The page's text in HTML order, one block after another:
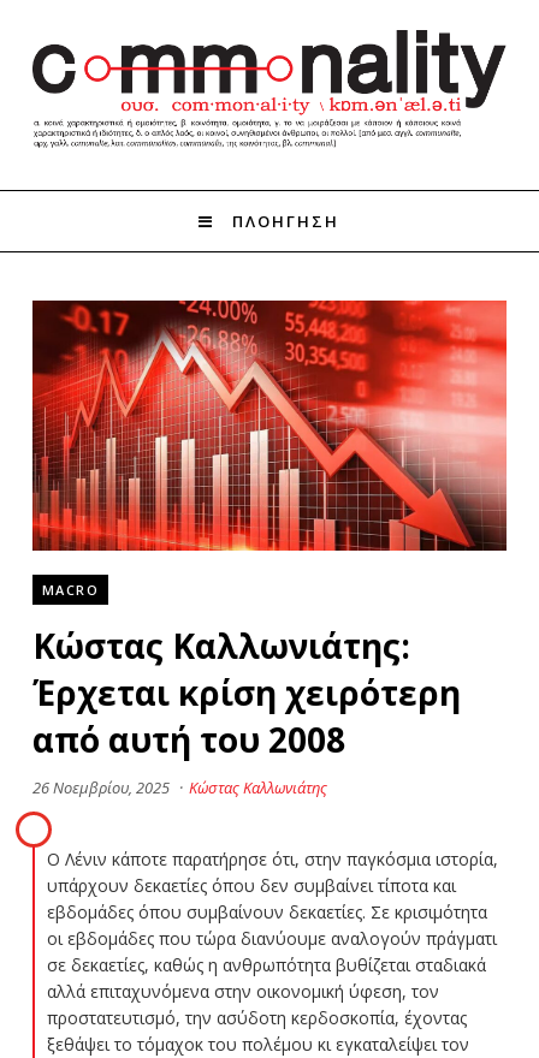
ΠΛΟΗΓΗΣΗ
MACRO
Κώστας Καλλωνιάτης:
Έρχεται κρίση χειρότερη
από αυτή του 2008
26 Νοεμβρίου, 2025 · Κώστας Καλλωνιάτης
Ο Λένιν κάποτε παρατήρησε ότι, στην παγκόσμια ιστορία,
υπάρχουν δεκαετίες όπου δεν συμβαίνει τίποτα και
εβδομάδες όπου συμβαίνουν δεκαετίες. Σε κρισιμότητα
οι εβδομάδες που τώρα διανύουμε αναλογούν πράγματι
σε δεκαετίες, καθώς η ανθρωπότητα βυθίζεται σταδιακά
αλλά επιταχυνόμενα στην οικονομική ύφεση, τον
προστατευτισμό, την ασύδοτη κερδοσκοπία, έχοντας
ξεθάψει το τόμαχοκ του πολέμου κι εγκαταλείψει τον